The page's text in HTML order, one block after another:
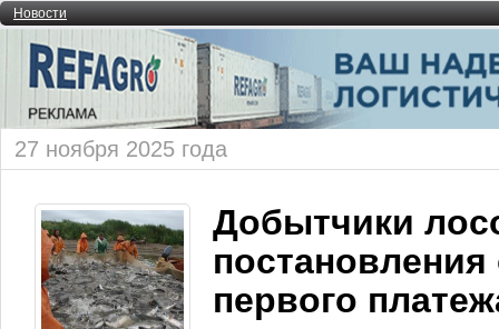
Новости
27 ноября 2025 года
Добытчики
первого